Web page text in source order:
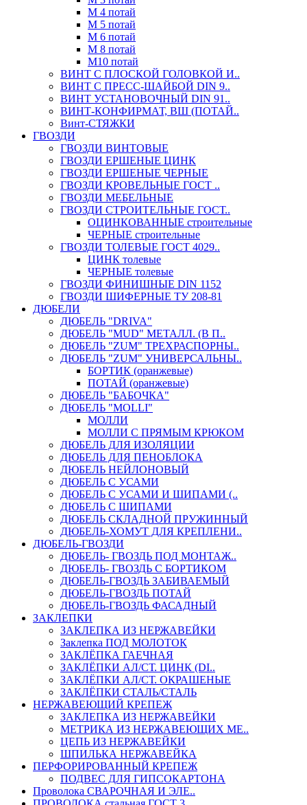
М 4 потай
М 5 потай
М 6 потай
М 8 потай
М10 потай
ВИНТ С ПЛОСКОЙ ГОЛОВКОЙ И..
ВИНТ С ПРЕСС-ШАЙБОЙ DIN 9..
ВИНТ УСТАНОВОЧНЫЙ DIN 91..
ВИНТ-КОНФИРМАТ, ВШ (ПОТАЙ..
Винт-СТЯЖКИ
ГВОЗДИ
ГВОЗДИ ВИНТОВЫЕ
ГВОЗДИ ЕРШЕНЫЕ ЦИНК
ГВОЗДИ ЕРШЕНЫЕ ЧЕРНЫЕ
ГВОЗДИ КРОВЕЛЬНЫЕ ГОСТ ..
ГВОЗДИ МЕБЕЛЬНЫЕ
ГВОЗДИ СТРОИТЕЛЬНЫЕ ГОСТ..
ОЦИНКОВАННЫЕ строительные
ЧЕРНЫЕ строительные
ГВОЗДИ ТОЛЕВЫЕ ГОСТ 4029..
ЦИНК толевые
ЧЕРНЫЕ толевые
ГВОЗДИ ФИНИШНЫЕ DIN 1152
ГВОЗДИ ШИФЕРНЫЕ ТУ 208-81
ДЮБЕЛИ
ДЮБЕЛЬ "DRIVA"
ДЮБЕЛЬ "MUD" МЕТАЛЛ. (В П..
ДЮБЕЛЬ "ZUM" ТРЕХРАСПОРНЫ..
ДЮБЕЛЬ "ZUM" УНИВЕРСАЛЬНЫ..
БОРТИК (оранжевые)
ПОТАЙ (оранжевые)
ДЮБЕЛЬ "БАБОЧКА"
ДЮБЕЛЬ "МOLLI"
МОЛЛИ
МОЛЛИ С ПРЯМЫМ КРЮКОМ
ДЮБЕЛЬ ДЛЯ ИЗОЛЯЦИИ
ДЮБЕЛЬ ДЛЯ ПЕНОБЛОКА
ДЮБЕЛЬ НЕЙЛОНОВЫЙ
ДЮБЕЛЬ С УСАМИ
ДЮБЕЛЬ С УСАМИ И ШИПАМИ (..
ДЮБЕЛЬ С ШИПАМИ
ДЮБЕЛЬ СКЛАДНОЙ ПРУЖИННЫЙ
ДЮБЕЛЬ-ХОМУТ ДЛЯ КРЕПЛЕНИ..
ДЮБЕЛЬ-ГВОЗДИ
ДЮБЕЛЬ- ГВОЗДЬ ПОД МОНТАЖ..
ДЮБЕЛЬ- ГВОЗДЬ С БОРТИКОМ
ДЮБЕЛЬ-ГВОЗДЬ ЗАБИВАЕМЫЙ
ДЮБЕЛЬ-ГВОЗДЬ ПОТАЙ
ДЮБЕЛЬ-ГВОЗДЬ ФАСАДНЫЙ
ЗАКЛЕПКИ
ЗАКЛЕПКА ИЗ НЕРЖАВЕЙКИ
Заклепка ПОД МОЛОТОК
ЗАКЛЁПКА ГАЕЧНАЯ
ЗАКЛЁПКИ АЛ/СТ. ЦИНК (DI..
ЗАКЛЁПКИ АЛ/СТ. ОКРАШЕНЫЕ
ЗАКЛЁПКИ СТАЛЬ/СТАЛЬ
НЕРЖАВЕЮЩИЙ КРЕПЕЖ
ЗАКЛЕПКА ИЗ НЕРЖАВЕЙКИ
МЕТРИКА ИЗ НЕРЖАВЕЮЩИХ МЕ..
ЦЕПЬ ИЗ НЕРЖАВЕЙКИ
ШПИЛЬКА НЕРЖАВЕЙКА
ПЕРФОРИРОВАННЫЙ КРЕПЕЖ
ПОДВЕС ДЛЯ ГИПСОКАРТОНА
Проволока СВАРОЧНАЯ И ЭЛЕ..